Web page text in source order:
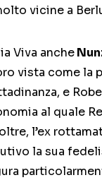
vicine a
Viva anche
vista come la
e
al quale
l’ex
la sua